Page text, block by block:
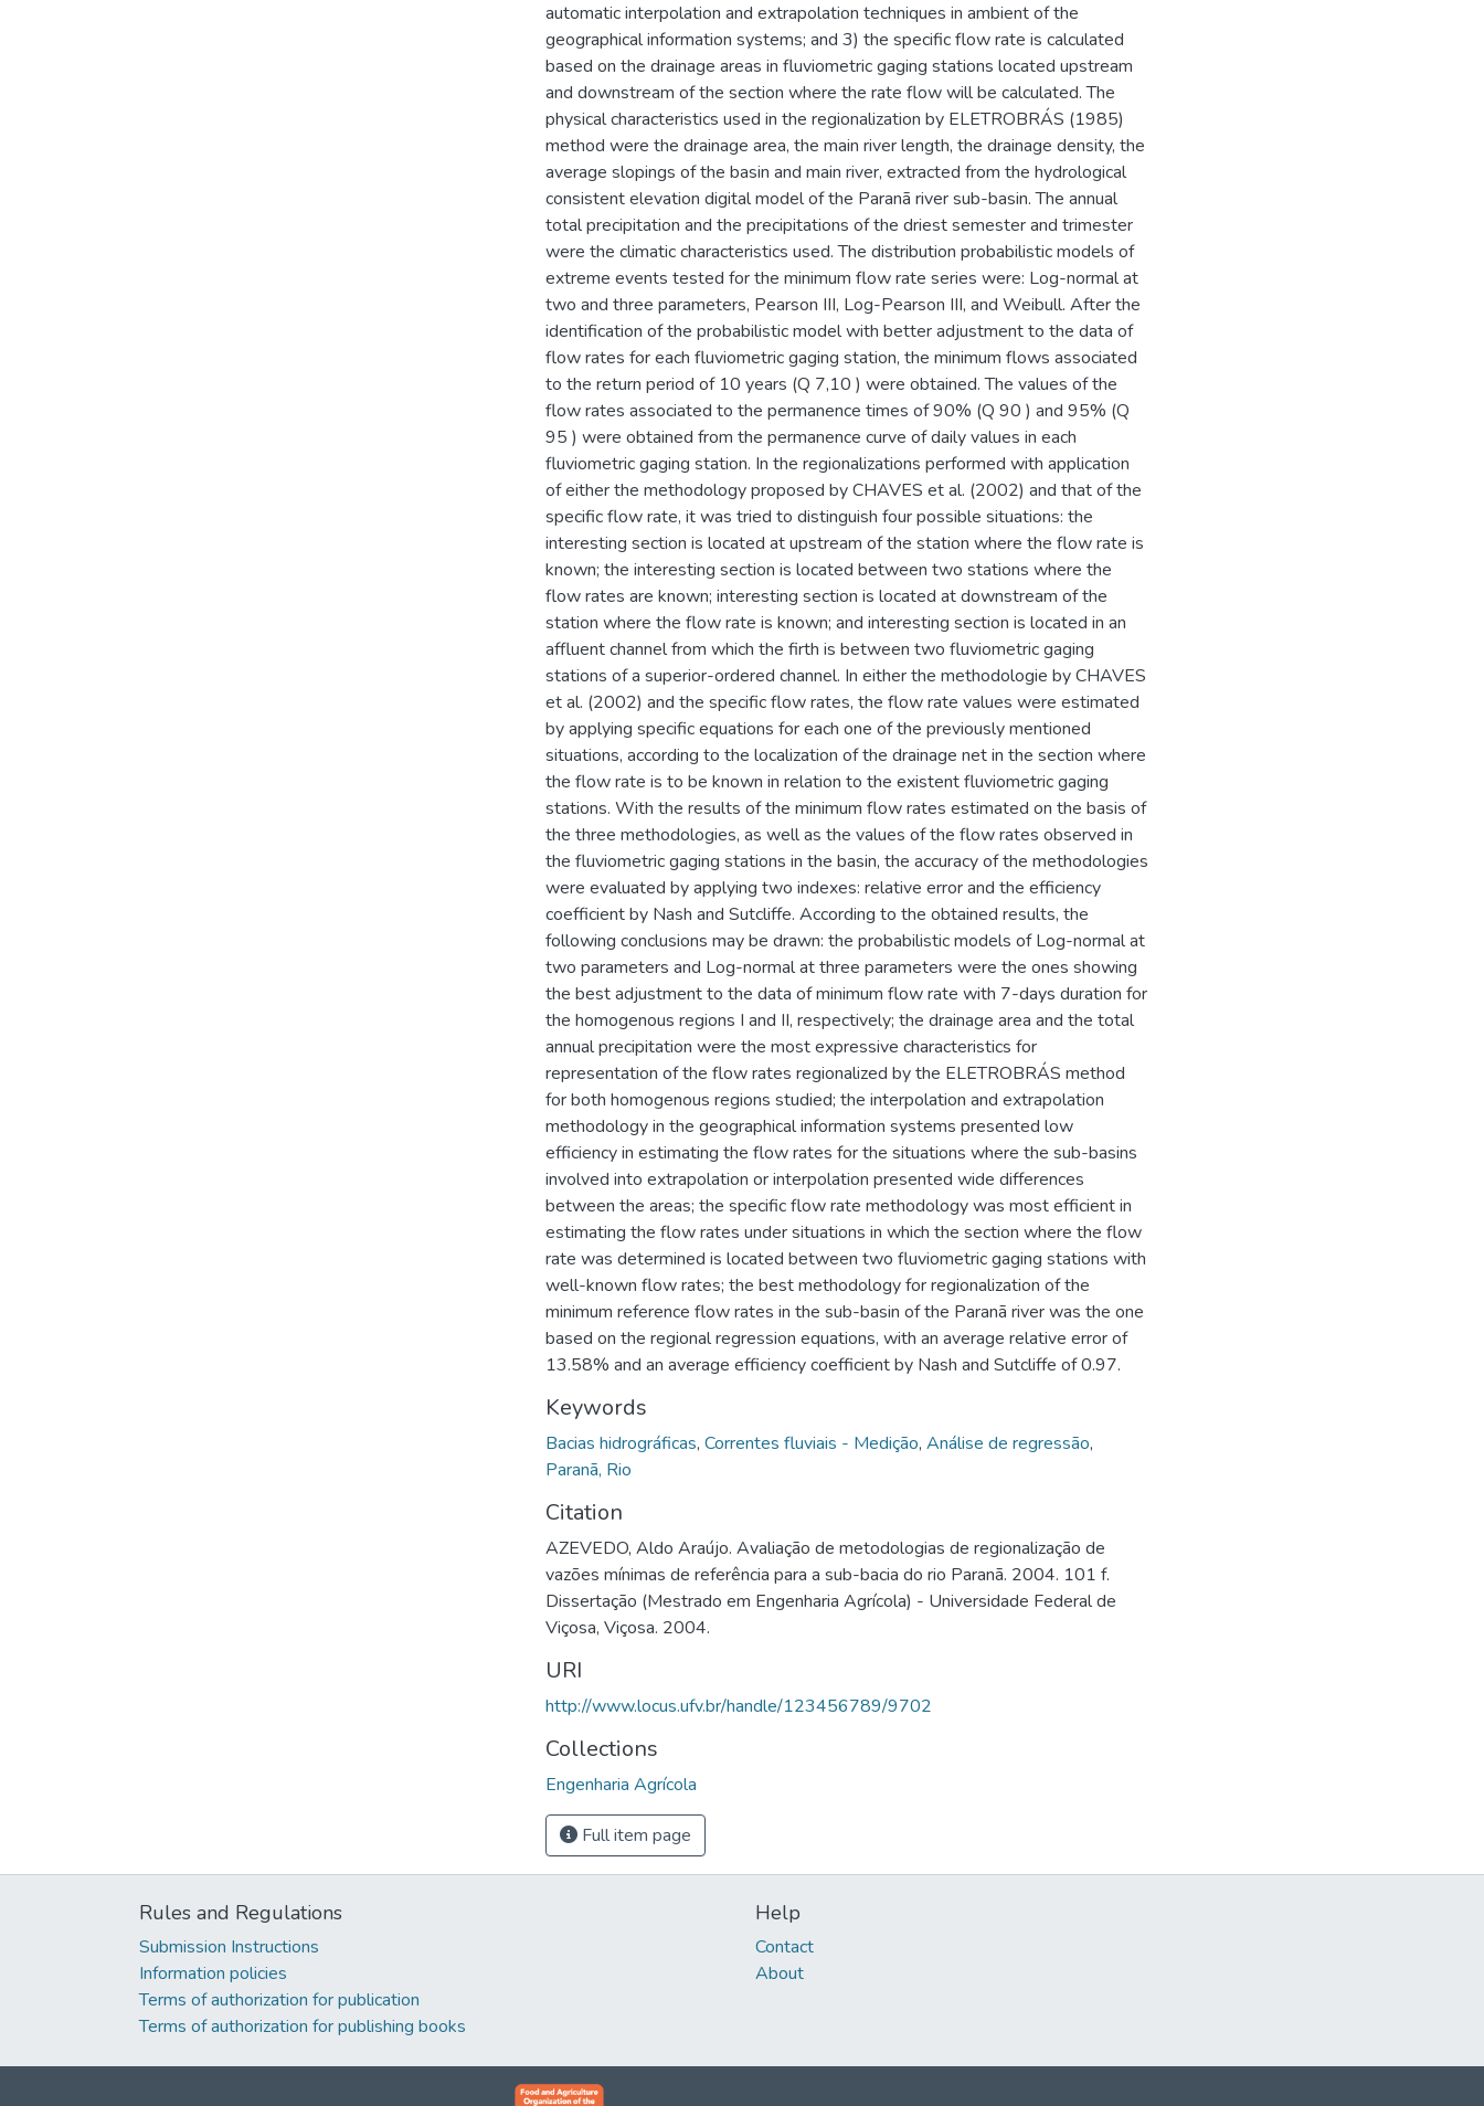
automatic interpolation and extrapolation techniques in ambient of the
geographical information systems; and 3) the specific flow rate is calculated
based on the drainage areas in fluviometric gaging stations located upstream
and downstream of the section where the rate flow will be calculated. The
physical characteristics used in the regionalization by ELETROBRÁS (1985)
method were the drainage area, the main river length, the drainage density, the
average slopings of the basin and main river, extracted from the hydrological
consistent elevation digital model of the Paranã river sub-basin. The annual
total precipitation and the precipitations of the driest semester and trimester
were the climatic characteristics used. The distribution probabilistic models of
extreme events tested for the minimum flow rate series were: Log-normal at
two and three parameters, Pearson III, Log-Pearson III, and Weibull. After the
identification of the probabilistic model with better adjustment to the data of
flow rates for each fluviometric gaging station, the minimum flows associated
to the return period of 10 years (Q 7,10 ) were obtained. The values of the
flow rates associated to the permanence times of 90% (Q 90 ) and 95% (Q
95 ) were obtained from the permanence curve of daily values in each
fluviometric gaging station. In the regionalizations performed with application
of either the methodology proposed by CHAVES et al. (2002) and that of the
specific flow rate, it was tried to distinguish four possible situations: the
interesting section is located at upstream of the station where the flow rate is
known; the interesting section is located between two stations where the
flow rates are known; interesting section is located at downstream of the
station where the flow rate is known; and interesting section is located in an
affluent channel from which the firth is between two fluviometric gaging
stations of a superior-ordered channel. In either the methodologie by CHAVES
et al. (2002) and the specific flow rates, the flow rate values were estimated
by applying specific equations for each one of the previously mentioned
situations, according to the localization of the drainage net in the section where
the flow rate is to be known in relation to the existent fluviometric gaging
stations. With the results of the minimum flow rates estimated on the basis of
the three methodologies, as well as the values of the flow rates observed in
the fluviometric gaging stations in the basin, the accuracy of the methodologies
were evaluated by applying two indexes: relative error and the efficiency
coefficient by Nash and Sutcliffe. According to the obtained results, the
following conclusions may be drawn: the probabilistic models of Log-normal at
two parameters and Log-normal at three parameters were the ones showing
the best adjustment to the data of minimum flow rate with 7-days duration for
the homogenous regions I and II, respectively; the drainage area and the total
annual precipitation were the most expressive characteristics for
representation of the flow rates regionalized by the ELETROBRÁS method
for both homogenous regions studied; the interpolation and extrapolation
methodology in the geographical information systems presented low
efficiency in estimating the flow rates for the situations where the sub-basins
involved into extrapolation or interpolation presented wide differences
between the areas; the specific flow rate methodology was most efficient in
estimating the flow rates under situations in which the section where the flow
rate was determined is located between two fluviometric gaging stations with
well-known flow rates; the best methodology for regionalization of the
minimum reference flow rates in the sub-basin of the Paranã river was the one
based on the regional regression equations, with an average relative error of
13.58% and an average efficiency coefficient by Nash and Sutcliffe of 0.97.
Keywords
Bacias hidrográficas, Correntes fluviais - Medição, Análise de regressão,
Paranã, Rio
Citation
AZEVEDO, Aldo Araújo. Avaliação de metodologias de regionalização de
vazões mínimas de referência para a sub-bacia do rio Paranã. 2004. 101 f.
Dissertação (Mestrado em Engenharia Agrícola) - Universidade Federal de
Viçosa, Viçosa. 2004.
URI
http://www.locus.ufv.br/handle/123456789/9702
Collections
Engenharia Agrícola
Full item page
Rules and Regulations
Submission Instructions
Information policies
Terms of authorization for publication
Terms of authorization for publishing books
Help
Contact
About